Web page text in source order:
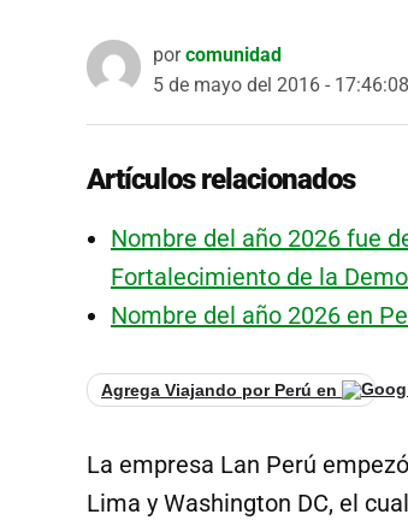
por comunidad
5 de mayo del 2016 - 17:46:08
Artículos relacionados
Nombre del año 2026 fue
Fortalecimiento de la
Nombre del año 2026 en
Agrega Viajando por Perú en
La empresa Lan Perú
Lima y Washington DC, el